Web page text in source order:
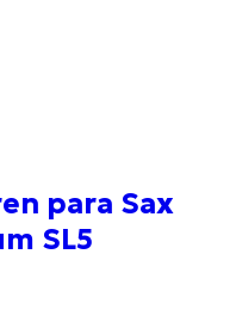
para Sax
SL5